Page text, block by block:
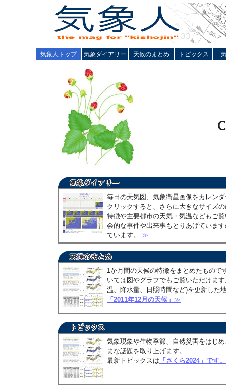
気象人トップ 気象ダイアリー 天候のまとめ トピックス
毎日の天気図、気象衛星画像をカレン
クリックすると、さらに大きなサイズ
特徴や主要都市の天気・気温などもご
会的な事件や出来事もとりあげていま
ています。 ≫
1か月間の天候の特徴をまとめたもので
いては図やグラフでもご覧いただけま
温、降水量、日照時間など)を更新した
「2011年12月の天候」 ≫
気象現象や生物季節、自然災害をはじ
まな話題を取り上げます。
最新トピックスは 「さくら2024」です。